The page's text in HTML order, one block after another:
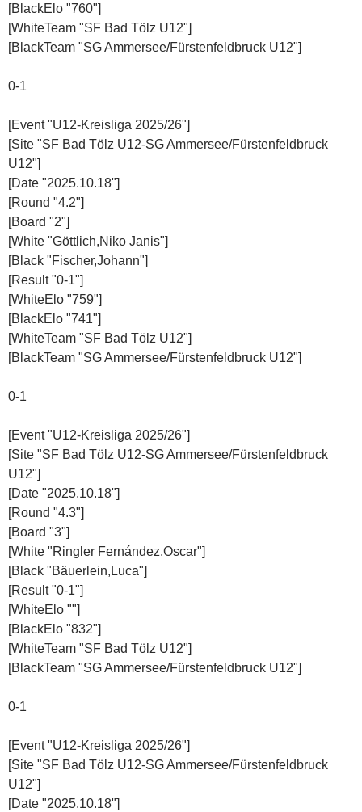
[BlackElo "760"]
[WhiteTeam "SF Bad Tölz U12"]
[BlackTeam "SG Ammersee/Fürstenfeldbruck U12"]
0-1
[Event "U12-Kreisliga 2025/26"]
[Site "SF Bad Tölz U12-SG Ammersee/Fürstenfeldbruck
U12"]
[Date "2025.10.18"]
[Round "4.2"]
[Board "2"]
[White "Göttlich,Niko Janis"]
[Black "Fischer,Johann"]
[Result "0-1"]
[WhiteElo "759"]
[BlackElo "741"]
[WhiteTeam "SF Bad Tölz U12"]
[BlackTeam "SG Ammersee/Fürstenfeldbruck U12"]
0-1
[Event "U12-Kreisliga 2025/26"]
[Site "SF Bad Tölz U12-SG Ammersee/Fürstenfeldbruck
U12"]
[Date "2025.10.18"]
[Round "4.3"]
[Board "3"]
[White "Ringler Fernández,Oscar"]
[Black "Bäuerlein,Luca"]
[Result "0-1"]
[WhiteElo ""]
[BlackElo "832"]
[WhiteTeam "SF Bad Tölz U12"]
[BlackTeam "SG Ammersee/Fürstenfeldbruck U12"]
0-1
[Event "U12-Kreisliga 2025/26"]
[Site "SF Bad Tölz U12-SG Ammersee/Fürstenfeldbruck
U12"]
[Date "2025.10.18"]